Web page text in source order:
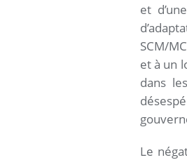
et
SCM/
et à un
dans
Le